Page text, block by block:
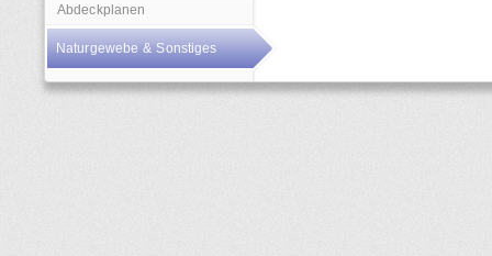
Abdeckplanen
Naturgewebe & Sonstiges